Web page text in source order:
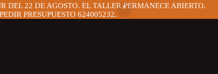
DEL 22 DE AGOSTO. EL TALLER PERMANECE ABIERTO.
PRESUPUESTO 624005232.